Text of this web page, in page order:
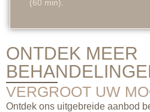
(60 min).
ONTDEK MEER
VERGROOT UW
Ontdek ons uitgebreide aanbod